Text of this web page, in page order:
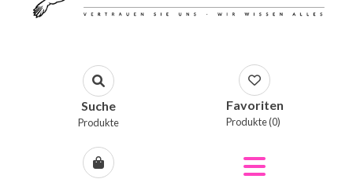
Suche
Produkte
Favoriten
Produkte (0)